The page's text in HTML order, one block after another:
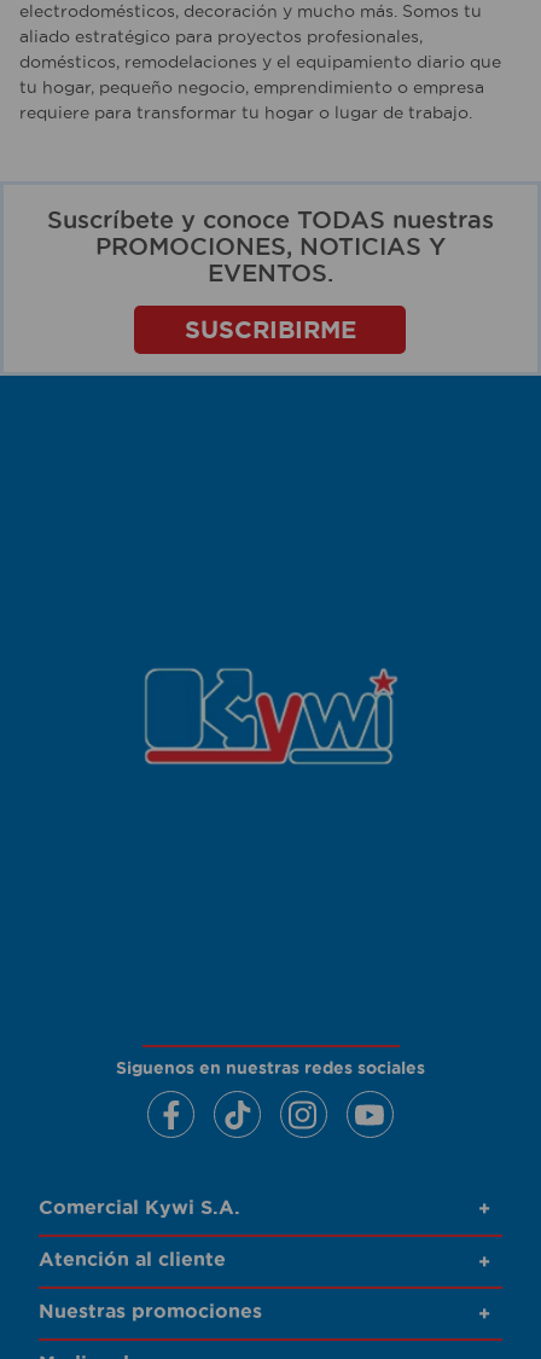
electrodomésticos, decoración y mucho más. Somos tu
aliado estratégico para proyectos profesionales,
domésticos, remodelaciones y el equipamiento diario que
tu hogar, pequeño negocio, emprendimiento o empresa
requiere para transformar tu hogar o lugar de trabajo.
Suscríbete y conoce TODAS nuestras
PROMOCIONES, NOTICIAS Y
EVENTOS.
SUSCRIBIRME
Siguenos en nuestras redes sociales
Comercial Kywi S.A. +
Atención al cliente +
Nuestras promociones +